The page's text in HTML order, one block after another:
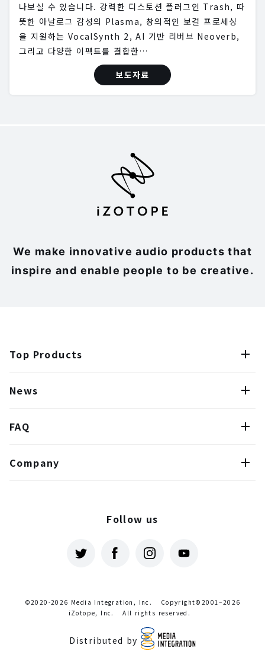
나보실 수 있습니다. 강력한 디스토션 플러그인 Trash, 따
뜻한 아날로그 감성의 Plasma, 창의적인 보컬 프로세싱
을 지원하는 VocalSynth 2, AI 기반 리버브 Neoverb,
그리고 다양한 이펙트를 결합한…
보도자료
We make innovative audio products that
inspire and enable people to be creative.
Top Products
News
FAQ
Company
Follow us
©2020-2026 Media Integration, Inc.
Copyright©2001–2026
iZotope, Inc.
All rights reserved.
Distributed by